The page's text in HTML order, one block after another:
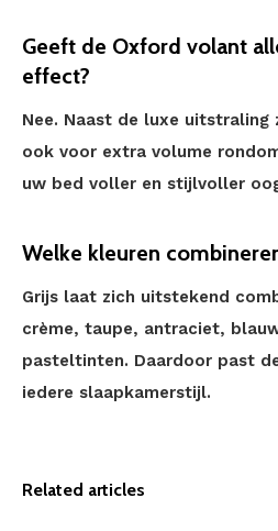
Geeft de Oxford volant
effect?
Nee. Naast de luxe
ook voor extra volume
uw bed voller en stijlvoller
Welke kleuren
Grijs laat zich uitstekend
crème, taupe, antraciet,
pasteltinten. Daardoor past
iedere slaapkamerstijl.
Related articles